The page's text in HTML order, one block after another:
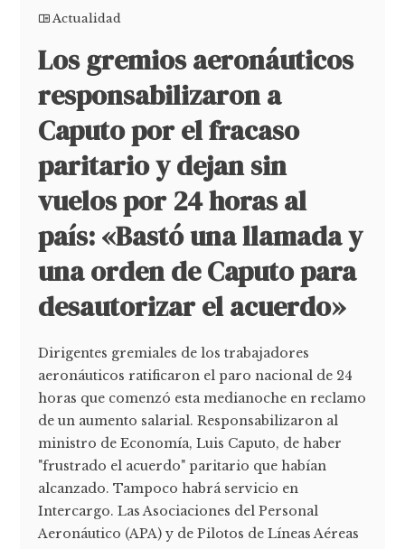
Actualidad
Los gremios aeronáuticos
responsabilizaron a
Caputo por el fracaso
paritario y dejan sin
vuelos por 24 horas al
país: «Bastó una llamada y
una orden de Caputo para
desautorizar el acuerdo»
Dirigentes gremiales de los trabajadores
aeronáuticos ratificaron el paro nacional de 24
horas que comenzó esta medianoche en reclamo
de un aumento salarial. Responsabilizaron al
ministro de Economía, Luis Caputo, de haber
"frustrado el acuerdo" paritario que habían
alcanzado. Tampoco habrá servicio en
Intercargo. Las Asociaciones del Personal
Aeronáutico (APA) y de Pilotos de Líneas Aéreas